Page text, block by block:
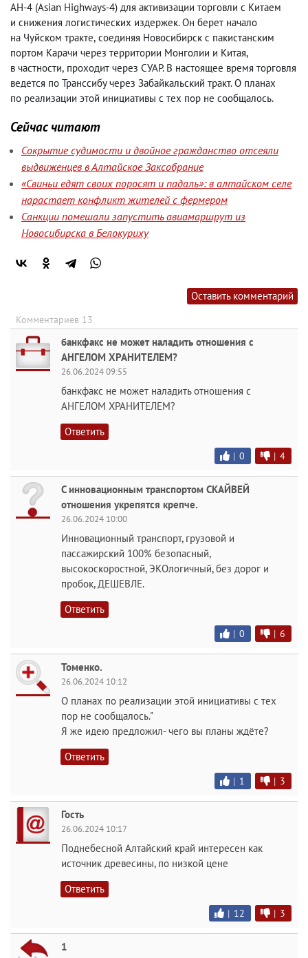
AH-4 (Asian Highways-4) для активизации торговли с Китаем
и снижения логистических издержек. Он берет начало
на Чуйском тракте, соединяя Новосибирск с пакистанским
портом Карачи через территории Монголии и Китая,
в частности, проходит через СУАР. В настоящее время торговля
ведется по Транссибу через Забайкальский тракт. О планах
по реализации этой инициативы с тех пор не сообщалось.
Сейчас читают
Сокрытие судимости и двойное гражданство отсеяли
выдвиженцев в Алтайское Заксобрание
«Свиньи едят своих поросят и падаль»: в алтайском селе
нарастает конфликт жителей с фермером
Санкции помешали запустить авиамаршрут из
Новосибирска в Белокуриху
Оставить комментарий
Комментариев 13
банкфакс не может наладить отношения с
АНГЕЛОМ ХРАНИТЕЛЕМ?
26.06.2024 09:55
банкфакс не может наладить отношения с
АНГЕЛОМ ХРАНИТЕЛЕМ?
Ответить
| 0 | 4
С инновационным транспортом СКАЙВЕЙ
отношения укрепятся крепче.
26.06.2024 10:00
Инновационный транспорт, грузовой и
пассажирский 100% безопасный,
высокоскоростной, ЭКОлогичный, без дорог и
пробок, ДЕШЕВЛЕ.
Ответить
| 0 | 6
Томенко.
26.06.2024 10:12
О планах по реализации этой инициативы с тех
пор не сообщалось."
Я же идею предложил- чего вы планы ждёте?
Ответить
| 1 | 3
Гость
26.06.2024 10:17
Поднебесной Алтайский край интересен как
источник древесины, по низкой цене
Ответить
| 12 | 3
1